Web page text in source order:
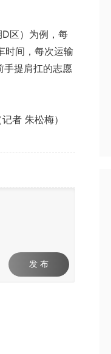
区）为例，每
时间，每次运输
手提肩扛的志愿
者 朱松梅）
发 布